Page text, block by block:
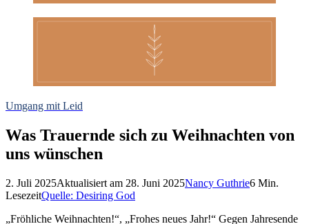
Umgang mit Leid
Was Trauernde sich zu Weihnachten von
uns wünschen
2. Juli 2025Aktualisiert am 28. Juni 2025Nancy Guthrie6 Min.
LesezeitQuelle: Desiring God
„Fröhliche Weihnachten!“, „Frohes neues Jahr!“ Gegen Jahresende